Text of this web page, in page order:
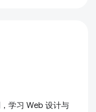
学习 Web 设计与